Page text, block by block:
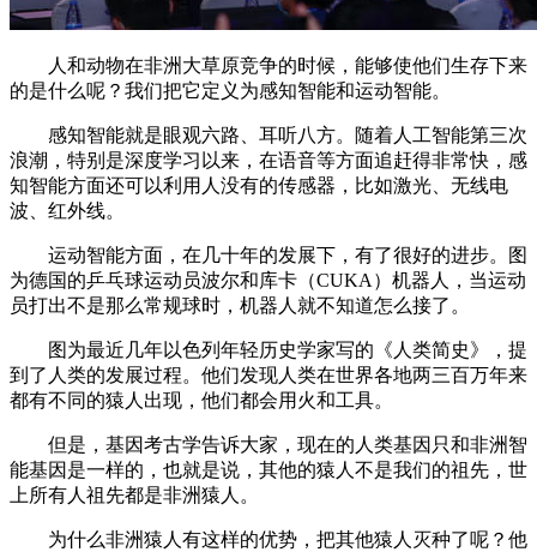
人和动物在非洲大草原竞争的时候，能够使他们生存下来
的是什么呢？我们把它定义为感知智能和运动智能。
感知智能就是眼观六路、耳听八方。随着人工智能第三次
浪潮，特别是深度学习以来，在语音等方面追赶得非常快，感
知智能方面还可以利用人没有的传感器，比如激光、无线电
波、红外线。
运动智能方面，在几十年的发展下，有了很好的进步。图
为德国的乒乓球运动员波尔和库卡（CUKA）机器人，当运动
员打出不是那么常规球时，机器人就不知道怎么接了。
图为最近几年以色列年轻历史学家写的《人类简史》，提
到了人类的发展过程。他们发现人类在世界各地两三百万年来
都有不同的猿人出现，他们都会用火和工具。
但是，基因考古学告诉大家，现在的人类基因只和非洲智
能基因是一样的，也就是说，其他的猿人不是我们的祖先，世
上所有人祖先都是非洲猿人。
为什么非洲猿人有这样的优势，把其他猿人灭种了呢？他